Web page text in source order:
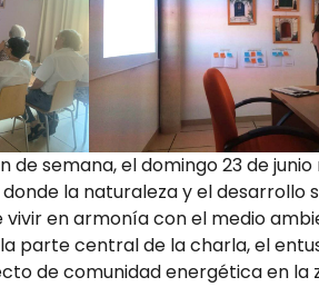
de semana, el domingo 23 de
donde la naturaleza y el desarrollo
en armonía con el medio
parte central de la charla, el
de comunidad energética en la